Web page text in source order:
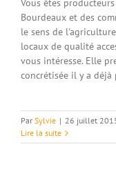
Vous êtes
Bourdeaux et des
le sens de
locaux de qualité
vous intéresse. Elle
concrétisée il y a déjà
Par Sylvie | 26 juillet
Lire la suite